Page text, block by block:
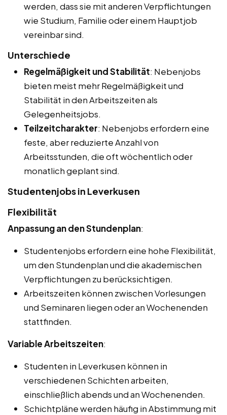
werden, dass sie mit anderen Verpflichtungen
wie Studium, Familie oder einem Hauptjob
vereinbar sind.
Unterschiede
Regelmäßigkeit und Stabilität: Nebenjobs
bieten meist mehr Regelmäßigkeit und
Stabilität in den Arbeitszeiten als
Gelegenheitsjobs.
Teilzeitcharakter: Nebenjobs erfordern eine
feste, aber reduzierte Anzahl von
Arbeitsstunden, die oft wöchentlich oder
monatlich geplant sind.
Studentenjobs in Leverkusen
Flexibilität
Anpassung an den Stundenplan:
Studentenjobs erfordern eine hohe Flexibilität,
um den Stundenplan und die akademischen
Verpflichtungen zu berücksichtigen.
Arbeitszeiten können zwischen Vorlesungen
und Seminaren liegen oder an Wochenenden
stattfinden.
Variable Arbeitszeiten:
Studenten in Leverkusen können in
verschiedenen Schichten arbeiten,
einschließlich abends und an Wochenenden.
Schichtpläne werden häufig in Abstimmung mit